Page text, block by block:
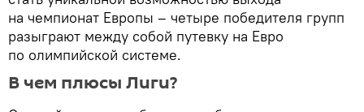
на чемпионат Европы – четыре победителя групп
разыграют между собой путевку на Евро
по олимпийской системе.
В чем плюсы Лиги?